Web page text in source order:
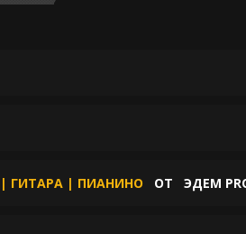
ГИТАРА | ПИАНИНО ОТ ЭДЕМ